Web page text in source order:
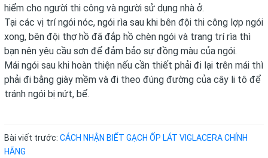
hiểm cho người thi công và người sử dụng nhà ở.
Tại các vị trí ngói nóc, ngói rìa sau khi bên đội thi công lợp ngói
xong, bên đội thợ hồ đã đắp hồ chèn ngói và trang trí rìa thì
bạn nên yêu cầu sơn để đảm bảo sự đồng màu của ngói.
Mái ngói sau khi hoàn thiện nếu cần thiết phải đi lại trên mái thì
phải đi bằng giày mềm và đi theo đúng đường của cây li tô để
tránh ngói bị nứt, bể.
Bài viết trước: CÁCH NHẬN BIẾT GẠCH ỐP LÁT VIGLACERA CHÍNH
HÃNG